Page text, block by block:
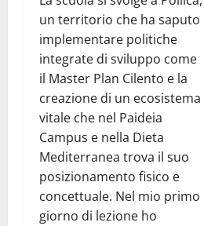
un territorio che ha saputo
implementare politiche
integrate di sviluppo come
il Master Plan Cilento e la
creazione di un ecosistema
vitale che nel Paideia
Campus e nella Dieta
Mediterranea trova il suo
posizionamento fisico e
concettuale. Nel mio primo
giorno di lezione ho